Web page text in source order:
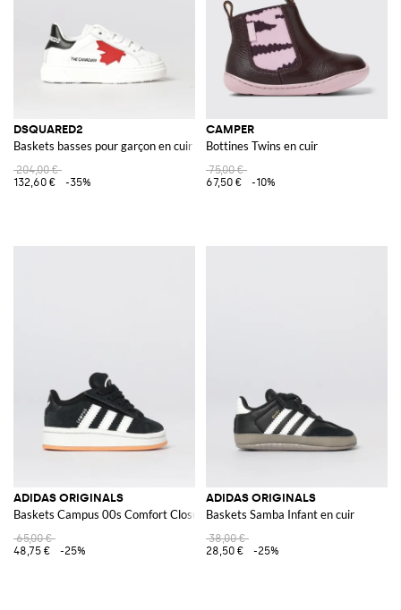
DSQUARED2
Baskets basses pour garçon en cuir de veau avec logo imprimé
204,00 €
132,60 €
-35%
CAMPER
Bottines Twins en cuir
75,00 €
67,50 €
-10%
ADIDAS ORIGINALS
Baskets Campus 00s Comfort Closure en daim
65,00 €
48,75 €
-25%
ADIDAS ORIGINALS
Baskets Samba Infant en cuir
38,00 €
28,50 €
-25%